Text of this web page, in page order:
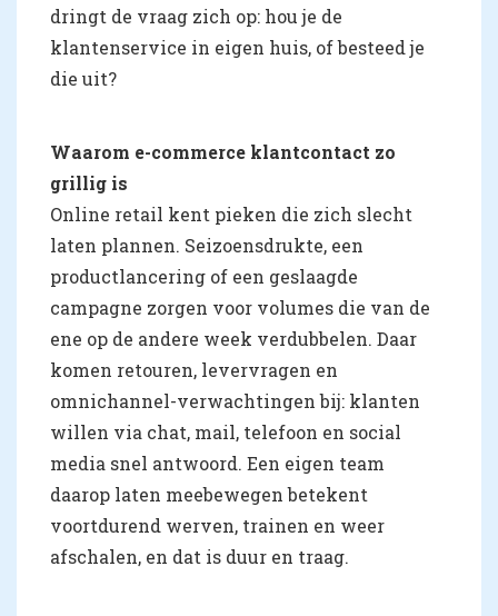
dringt de vraag zich op: hou je de
klantenservice in eigen huis, of besteed je
die uit?
Waarom e-commerce klantcontact zo
grillig is
Online retail kent pieken die zich slecht
laten plannen. Seizoensdrukte, een
productlancering of een geslaagde
campagne zorgen voor volumes die van de
ene op de andere week verdubbelen. Daar
komen retouren, levervragen en
omnichannel-verwachtingen bij: klanten
willen via chat, mail, telefoon en social
media snel antwoord. Een eigen team
daarop laten meebewegen betekent
voortdurend werven, trainen en weer
afschalen, en dat is duur en traag.